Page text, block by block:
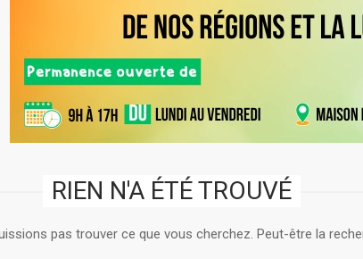
RIEN N'A ÉTÉ TROUVÉ
pas trouver ce que vous cherchez. Peut-être la